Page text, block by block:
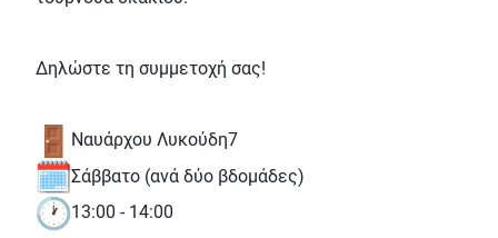
Δηλώστε τη συμμετοχή σας!
Ναυάρχου Λυκούδη7
Σάββατο (ανά δύο βδομάδες)
13:00 - 14:00